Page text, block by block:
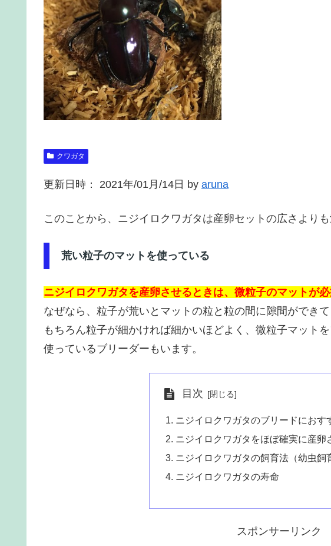
クワガタ
更新日時： 2021年/01月/14日 by aruna
このことから、ニジイロクワガタは産卵セットの広さより
荒い粒子のマットを使っている
ニジイロクワガタを産卵させるときは、微粒子のマットが
なぜなら、粒子が荒いとマットの粒と粒の間に隙間ができ
もちろん粒子が細かければ細かいほどよく、微粒子マット
使っているブリーダーもいます。
目次
ニジイロクワガタのブリードにおす
ニジイロクワガタをほぼ確実に産卵
ニジイロクワガタの飼育法（幼虫飼
ニジイロクワガタの寿命
スポンサーリンク